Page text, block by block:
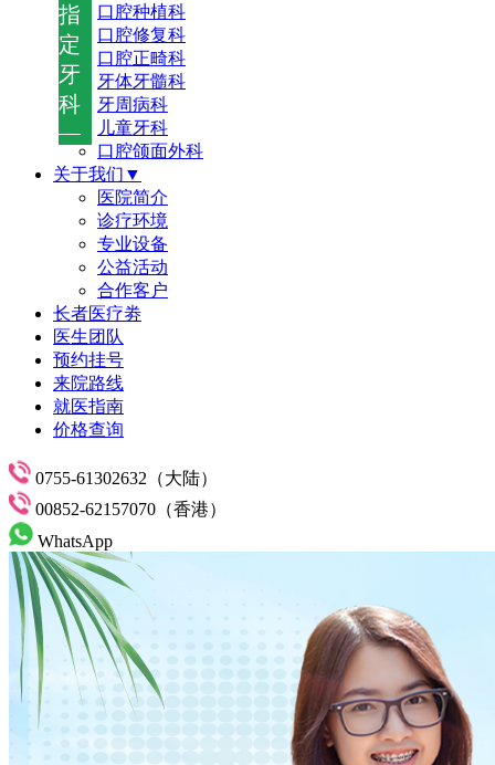
指
定
牙
科
—
口腔种植科
口腔修复科
口腔正畸科
牙体牙髓科
牙周病科
儿童牙科
口腔颌面外科
关于我们▼
医院简介
诊疗环境
专业设备
公益活动
合作客户
长者医疗劵
医生团队
预约挂号
来院路线
就医指南
价格查询
0755-61302632（大陆）
00852-62157070（香港）
WhatsApp